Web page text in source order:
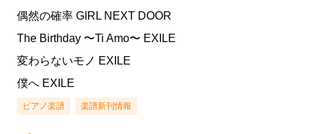
偶然の確率 GIRL NEXT DOOR
The Birthday 〜Ti Amo〜 EXILE
変わらないモノ EXILE
僕へ EXILE
ピアノ楽譜 楽譜新刊情報